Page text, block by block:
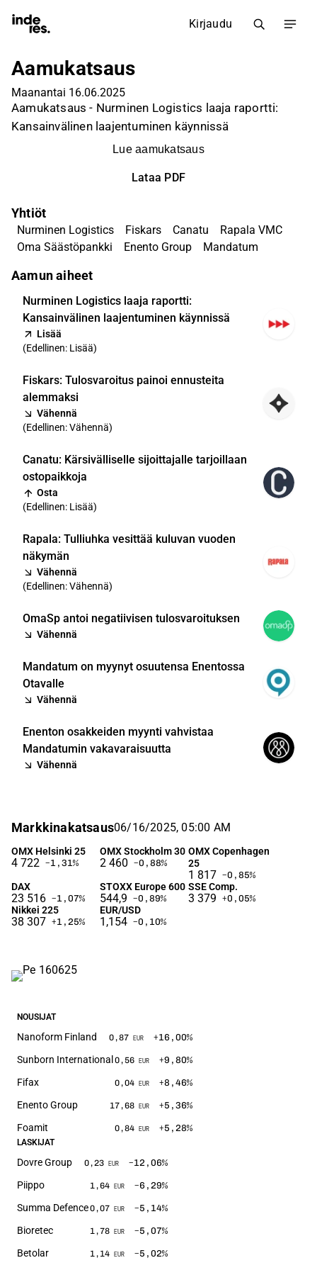
Kirjaudu
Aamukatsaus
Maanantai 16.06.2025
Aamukatsaus - Nurminen Logistics laaja raportti:
Kansainvälinen laajentuminen käynnissä
Lue aamukatsaus
Lataa PDF
Yhtiöt
Nurminen Logistics Fiskars Canatu
Rapala VMC
Oma Säästöpankki
Enento Group Mandatum
Aamun aiheet
Nurminen Logistics laaja raportti:
Kansainvälinen laajentuminen käynnissä
Lisää
(Edellinen: Lisää)
Fiskars: Tulosvaroitus painoi ennusteita
alemmaksi
Vähennä
(Edellinen: Vähennä)
Canatu: Kärsivälliselle sijoittajalle tarjoillaan
ostopaikkoja
Osta
(Edellinen: Lisää)
Rapala: Tulliuhka vesittää kuluvan vuoden
näkymän
Vähennä
(Edellinen: Vähennä)
OmaSp antoi negatiivisen tulosvaroituksen
Vähennä
Mandatum on myynyt osuutensa Enentossa
Otavalle
Vähennä
Enenton osakkeiden myynti vahvistaa
Mandatumin vakavaraisuutta
Vähennä
Markkinakatsaus06/16/2025, 05:00 AM
OMX Helsinki 25
4 722 −1,31 %
OMX Stockholm 30
2 460 −0,88%
OMX Copenhagen
25
1 817 −0,85%
DAX
23 516 −1,07%
STOXX Europe 600
544,9 −0,89%
SSE Comp.
3 379 +0,05%
Nikkei 225
38 307 +1,25%
EUR/USD
1,154 −0,10%
NOUSIJAT
Nanoform Finland 0,87 EUR +16,00%
Sunborn International 0,56 EUR +9,80%
Fifax 0,04 EUR +8,46%
Enento Group 17,68 EUR +5,36%
Foamit 0,84 EUR +5,28%
LASKIJAT
Dovre Group 0,23 EUR −12,06%
Piippo 1,64 EUR −6,29%
Summa Defence0,07 EUR −5,14%
Bioretec 1,78 EUR −5,07%
Betolar 1,14 EUR −5,02%